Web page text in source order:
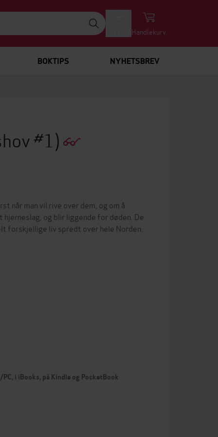
Handlekurv
BOKTIPS NYHETSBREV
#1)
når man vil rive over dem, og om å
og blir liggende for døden. De
forskjellige liv spredt over hele Norden.
i iBooks, på Kindle og PocketBook